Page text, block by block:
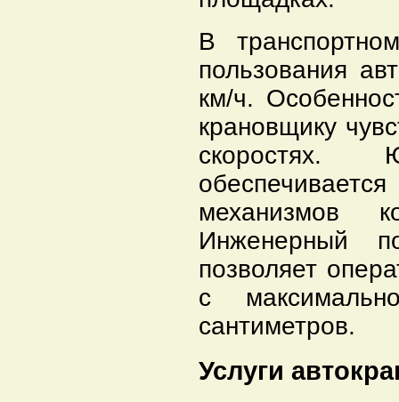
В
пользования
км/ч.
крановщику
скоростях.
механизмов
Инженерный
позволяет
с
сантиметров.
Услуги